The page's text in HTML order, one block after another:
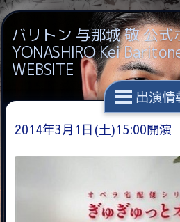
バリトン 与那城 敬 公式
YONASHIRO Kei
WEBSITE
出演情
2014年3月1日(土)15:00開演